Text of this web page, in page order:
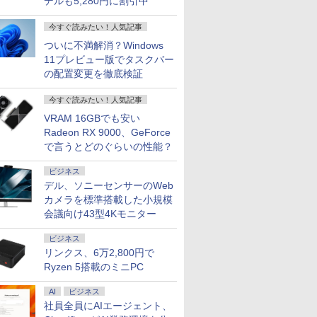
今すぐ読みたい！人気記事
ついに不満解消？Windows
11プレビュー版でタスクバー
の配置変更を徹底検証
今すぐ読みたい！人気記事
VRAM 16GBでも安い
Radeon RX 9000、GeForce
で言うとどのぐらいの性能？
ビジネス
デル、ソニーセンサーのWeb
カメラを標準搭載した小規模
会議向け43型4Kモニター
ビジネス
リンクス、6万2,800円で
Ryzen 5搭載のミニPC
AI ビジネス
社員全員にAIエージェント、